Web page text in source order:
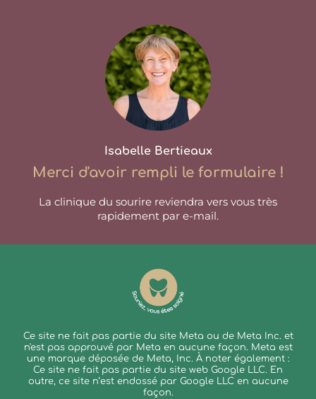
Isabelle Bertieaux
Merci d'avoir rempli le formulaire !
La clinique du sourire reviendra vers vous très
rapidement par e-mail.
Ce site ne fait pas partie du site Meta ou de Meta Inc. et
n'est pas approuvé par Meta en aucune façon. Meta est
une marque déposée de Meta, Inc. À noter également :
Ce site ne fait pas partie du site web Google LLC. En
outre, ce site n’est endossé par Google LLC en aucune
façon.